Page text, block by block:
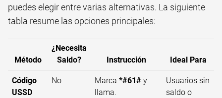
puedes elegir entre varias alternativas. La siguiente
tabla resume las opciones principales:
Método
¿Necesita
Saldo?
Instrucción Ideal Para
Código
USSD
No Marca *#61# y
llama.
Usuarios sin
saldo o